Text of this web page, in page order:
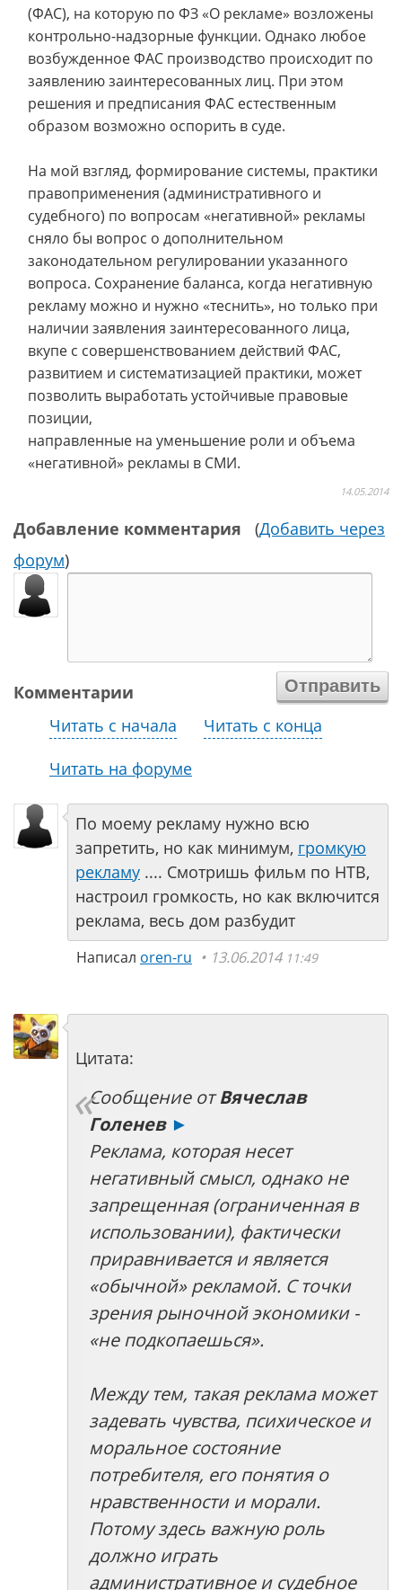
(ФАС), на которую по ФЗ «О рекламе» возложены
контрольно-надзорные функции. Однако любое
возбужденное ФАС производство происходит по
заявлению заинтересованных лиц. При этом
решения и предписания ФАС естественным
образом возможно оспорить в суде.
На мой взгляд, формирование системы, практики
правоприменения (административного и
судебного) по вопросам «негативной» рекламы
сняло бы вопрос о дополнительном
законодательном регулировании указанного
вопроса. Сохранение баланса, когда негативную
рекламу можно и нужно «теснить», но только при
наличии заявления заинтересованного лица,
вкупе с совершенствованием действий ФАС,
развитием и систематизацией практики, может
позволить выработать устойчивые правовые
позиции,
направленные на уменьшение роли и объема
«негативной» рекламы в СМИ.
14.05.2014
Добавление комментария (Добавить через
форум)
Комментарии
Читать с начала
Читать с конца
Читать на форуме
По моему рекламу нужно всю
запретить, но как минимум, громкую
рекламу .... Смотришь фильм по НТВ,
настроил громкость, но как включится
реклама, весь дом разбудит
Написал oren-ru 13.06.2014 11:49
Цитата:
Сообщение отВячеслав
Голенев ►
Реклама, которая несет
негативный смысл, однако не
запрещенная (ограниченная в
использовании), фактически
приравнивается и является
«обычной» рекламой. С точки
зрения рыночной экономики -
«не подкопаешься».
Между тем, такая реклама может
задевать чувства, психическое и
моральное состояние
потребителя, его понятия о
нравственности и морали.
Потому здесь важную роль
должно играть
административное и судебное